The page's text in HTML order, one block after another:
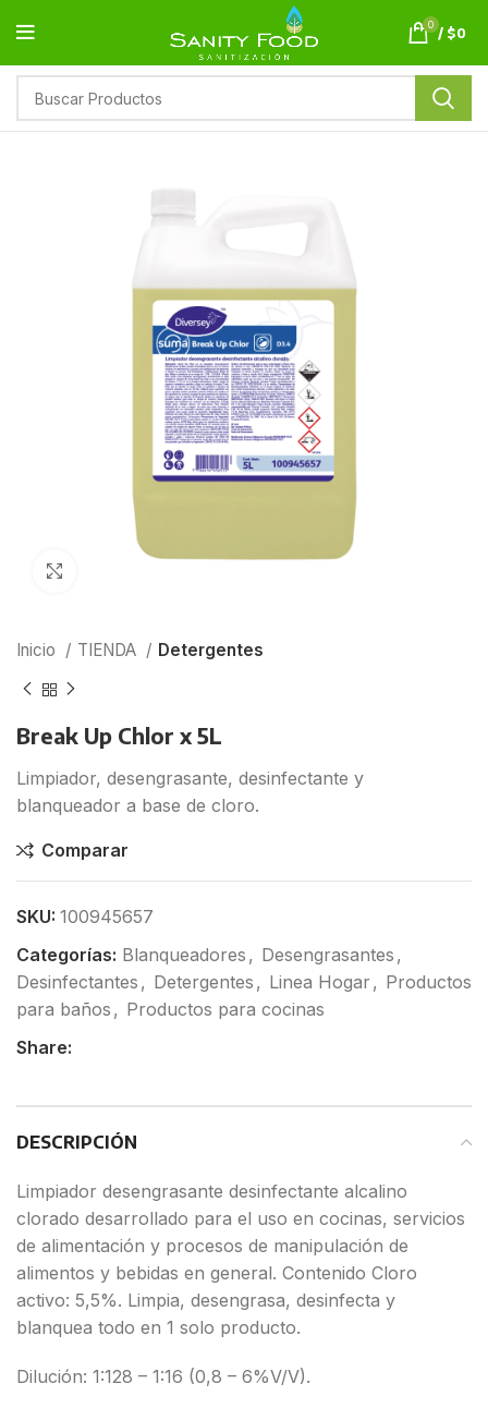
0 / $0
Inicio TIENDA Detergentes
Break Up Chlor x 5L
Limpiador, desengrasante, desinfectante y
blanqueador a base de cloro.
Comparar
SKU: 100945657
Categorías: Blanqueadores , Desengrasantes ,
Desinfectantes , Detergentes , Linea Hogar , Productos
para baños , Productos para cocinas
Share:
DESCRIPCIÓN
Limpiador desengrasante desinfectante alcalino
clorado desarrollado para el uso en cocinas, servicios
de alimentación y procesos de manipulación de
alimentos y bebidas en general. Contenido Cloro
activo: 5,5%. Limpia, desengrasa, desinfecta y
blanquea todo en 1 solo producto.
Dilución: 1:128 – 1:16 (0,8 – 6%V/V).